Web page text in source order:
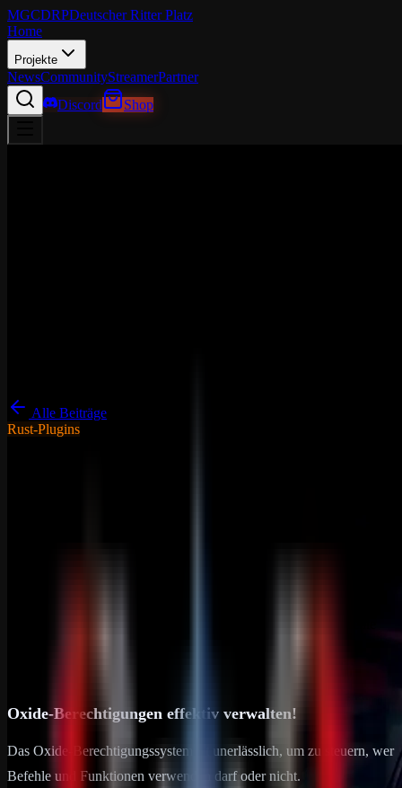
MGCDRPDeutscher Ritter Platz
Home
Projekte
NewsCommunityStreamerPartner
Discord
Shop
Alle Beiträge
Rust-Plugins
Permissions
Oxide-Berechtigungen effektiv verwalten!
Das Oxide-Berechtigungssystem ist unerlässlich, um zu steuern, wer
Befehle und Funktionen verwenden darf oder nicht.